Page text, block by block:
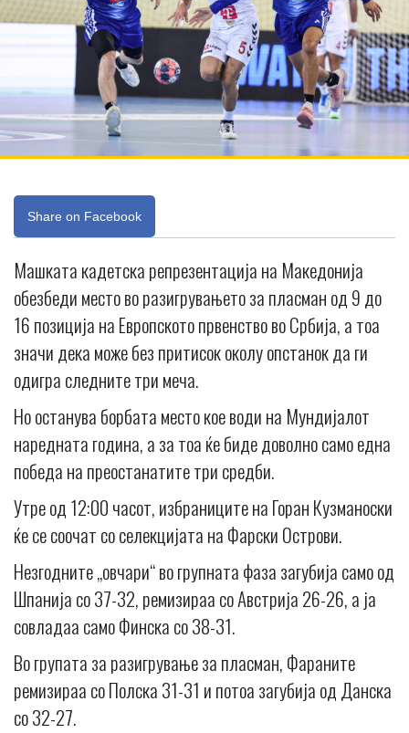
Share on Facebook
Машката кадетска репрезентација на Македонија
обезбеди место во разигрувањето за пласман од 9 до
16 позиција на Европското првенство во Србија, а тоа
значи дека може без притисок околу опстанок да ги
одигра следните три меча.
Но останува борбата место кое води на Мундијалот
наредната година, а за тоа ќе биде доволно само една
победа на преостанатите три средби.
Утре од 12:00 часот, избраниците на Горан Кузманоски
ќе се соочат со селекцијата на Фарски Острови.
Незгодните „овчари“ во групната фаза загубија само од
Шпанија со 37-32, ремизираа со Австрија 26-26, а ја
совладаа само Финска со 38-31.
Во групата за разигрување за пласман, Фараните
ремизираа со Полска 31-31 и потоа загубија од Данска
со 32-27.